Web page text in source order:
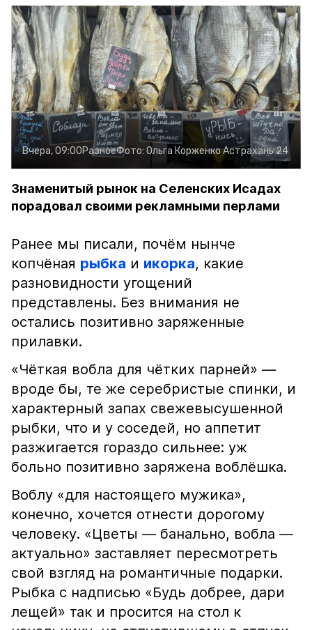
Вчера, 09:00РазноеФото: Ольга КорженкоАстрахань 24
Знаменитый рынок на Селенских Исадах
порадовал своими рекламными перлами
Ранее мы писали, почём нынче
копчёная рыбка и икорка, какие
разновидности угощений
представлены. Без внимания не
остались позитивно заряженные
прилавки.
«Чёткая вобла для чётких парней» —
вроде бы, те же серебристые спинки, и
характерный запах свежевысушенной
рыбки, что и у соседей, но аппетит
разжигается гораздо сильнее: уж
больно позитивно заряжена воблёшка.
Воблу «для настоящего мужика»,
конечно, хочется отнести дорогому
человеку. «Цветы — банально, вобла —
актуально» заставляет пересмотреть
свой взгляд на романтичные подарки.
Рыбка с надписью «Будь добрее, дари
лещей» так и просится на стол к